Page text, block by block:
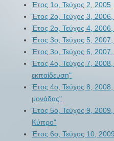
Έτος 1ο, Τεύχος 2, 2005
Έτος 2ο, Τεύχος 3,
Έτος 2ο, Τεύχος 4,
Έτος 3ο, Τεύχος 5,
Έτος 3ο, Τεύχος 6, 2007,
Έτος 4ο, Τεύχος 7, 2008,
εκπαίδευση"
Έτος 4ο, Τεύχος 8,
μονάδας"
Έτος 5ο, Τεύχος 9,
Κύπρο"
Έτος 6ο, Τεύχος 10, 2009,